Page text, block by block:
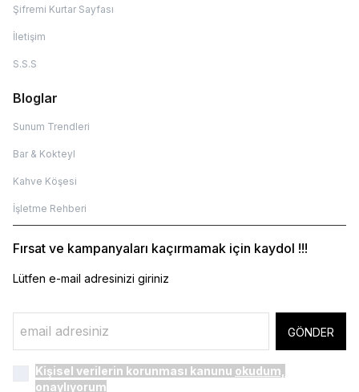
Şifremi Kurtar Sayfası
İletişim
S.S.S
Bloglar
Sunum Trendleri
Bar & Kokteyl
Kahve Köşesi
İşletme Rehberi
Fırsat ve kampanyaları kaçırmamak için kaydol !!!
Lütfen e-mail adresinizi giriniz
GÖNDER
Kişisel verilerin korunması kanunu okudum,
onaylıyorum